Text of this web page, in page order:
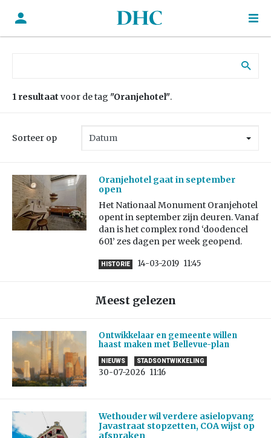
1 resultaat voor de tag "Oranjehotel".
Sorteer op
Oranjehotel gaat in september
open
Het Nationaal Monument Oranjehotel
opent in september zijn deuren. Vanaf
dan is het complex rond ‘doodencel
601’ zes dagen per week geopend.
HISTORIE 14-03-2019 11:45
Meest gelezen
Ontwikkelaar en gemeente willen
haast maken met Bellevue-plan
NIEUWS STADSONTWIKKELING
30-07-2026 11:16
Wethouder wil verdere asielopvang
Javastraat stopzetten, COA wijst op
afspraken